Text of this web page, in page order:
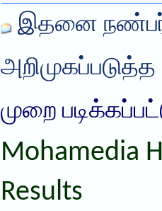
இதனை
அறிமுகப்படுத்த
முறை
Mohamedia
Results